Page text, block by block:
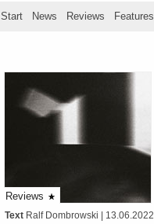
Start News Reviews Features
Reviews
Text Ralf Dombrowski | 13.06.2022